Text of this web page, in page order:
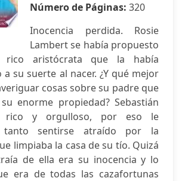
Número de Páginas: 320
Inocencia perdida. Rosie
Lambert se había propuesto
rico aristócrata que la había
su suerte al nacer. ¿Y qué mejor
cosas sobre su padre que
enorme propiedad? Sebastián
rico y orgulloso, por eso le
tanto sentirse atraído por la
limpiaba la casa de su tío. Quizá
de ella era su inocencia y lo
era de todas las cazafortunas